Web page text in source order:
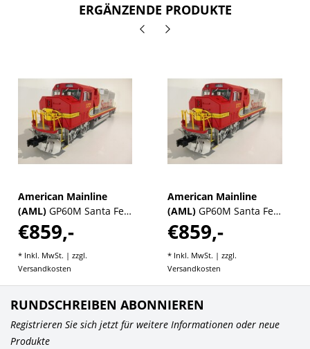
ERGÄNZENDE PRODUKTE
American Mainline
(AML) GP60M Santa Fe
€859,-
* Inkl. MwSt. | zzgl.
Versandkosten
American Mainline
(AML) GP60M Santa Fe
€859,-
* Inkl. MwSt. | zzgl.
Versandkosten
RUNDSCHREIBEN ABONNIEREN
Registrieren Sie sich jetzt für weitere Informationen oder neue
Produkte